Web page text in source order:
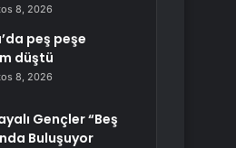
8, 2026
peş peşe
düştü
8, 2026
Gençler “Beş
Buluşuyor